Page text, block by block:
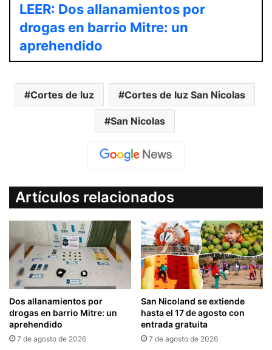
LEER: Dos allanamientos por
drogas en barrio Mitre: un
aprehendido
Cortes de luz Cortes de luz San Nicolas
San Nicolas
Artículos relacionados
Dos allanamientos por
drogas en barrio Mitre: un
aprehendido
7 de agosto de 2026
San Nicoland se extiende
hasta el 17 de agosto con
entrada gratuita
7 de agosto de 2026